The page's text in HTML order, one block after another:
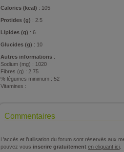
Calories (kcal) : 105
Protides (g) : 2.5
Lipides (g) : 6
Glucides (g) : 10
Autres informations :
Sodium (mg) : 1020
Fibres (g) : 2,75
% légumes minimum : 52
Vitamines :
Commentaires
L’accès et l’utilisation du forum sont réservés aux
pouvez vous inscrire gratuitement en cliquant ici